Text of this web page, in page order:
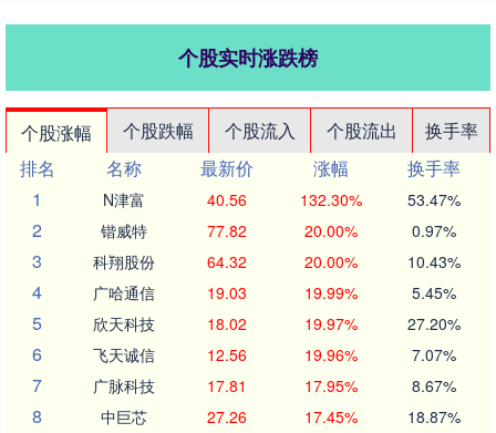
个股实时涨跌榜
个股涨幅 个股跌幅 个股流入 个股流出
换手率
排名
名称 最新价 涨幅
换手率
1
N津富 40.56 132.30% 53.47%
2 锴威特 77.82 20.00% 0.97%
3 科翔股份 64.32 20.00% 10.43%
4 广哈通信 19.03 19.99% 5.45%
5 欣天科技 18.02 19.97% 27.20%
6 飞天诚信 12.56 19.96% 7.07%
7 广脉科技 17.81 17.95% 8.67%
8 中巨芯 27.26 17.45% 18.87%